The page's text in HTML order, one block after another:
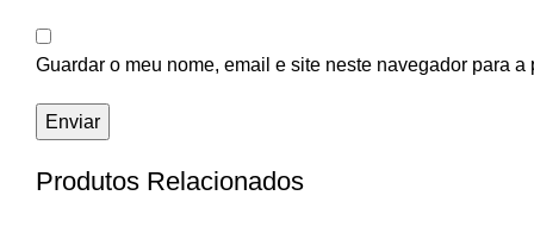
Guardar o meu nome, email e site neste navegador para a
Produtos Relacionados